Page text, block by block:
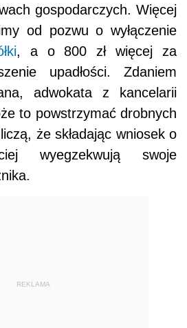
gospodarczych. Więcej
od pozwu o wyłączenie
, a o 800 zł więcej za
upadłości. Zdaniem
adwokata z kancelarii
to powstrzymać drobnych
że składając wniosek o
wyegzekwują swoje
REKLAMA